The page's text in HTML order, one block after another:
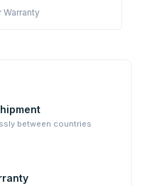
Warranty
between countries